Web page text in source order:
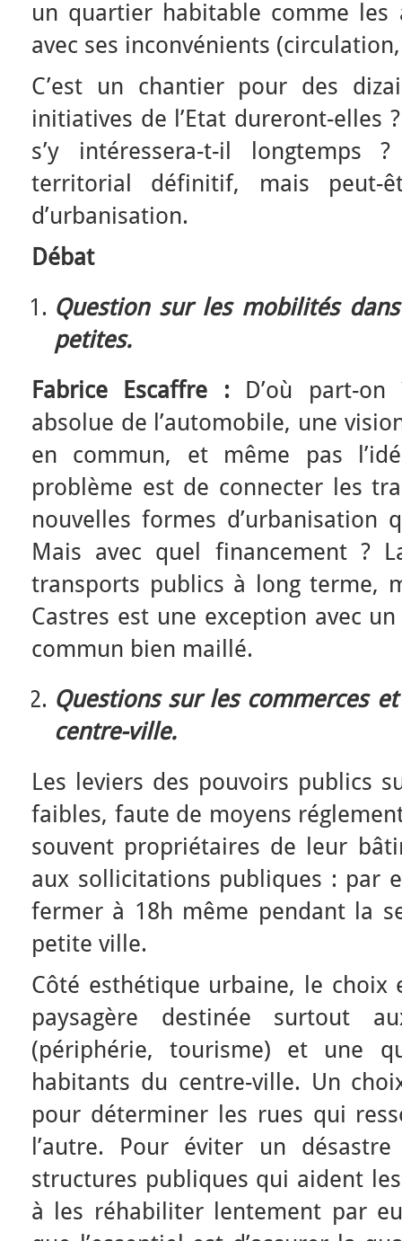
un quartier habitable comme
avec ses inconvénients
C’est un chantier pour des
initiatives de l’Etat dureront-elles
s’y intéressera-t-il
territorial définitif, mais peut-
d’urbanisation.
Débat
Question sur les mobilités
petites.
Fabrice Escaffre :D’où part-on
absolue de l’automobile, une
en commun, et même pas
problème est de connecter les
nouvelles formes d’urbanisation
Mais avec quel financement ?
transports publics à long terme,
Castres est une exception avec
commun bien maillé.
Questions sur les commerces
centre-ville.
Les leviers des pouvoirs publics
faibles, faute de moyens
souvent propriétaires de leur
aux sollicitations publiques : par
fermer à 18h même pendant la
petite ville.
Côté esthétique urbaine, le choix
paysagère destinée surtout
(périphérie, tourisme) et une
habitants du centre-ville. Un
pour déterminer les rues qui
l’autre. Pour éviter un
structures publiques qui aident
à les réhabiliter lentement par